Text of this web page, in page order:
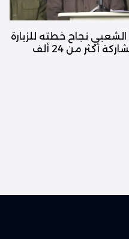
نجاح خطته للزيارة
الأربعينية بمشاركة أكثر من 24 ألف